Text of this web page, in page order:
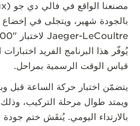
بالجودة شهير، ويتجلى في
يُوفّر هذا البرنامج الفريد
قياس الوقت الرسمية بمراحل.
يتضمّن اختبار حركة الساعة قبل
ويمتد طوال مرحلة التركيب،
بالارتداء اليومي. يُنقَش ختم